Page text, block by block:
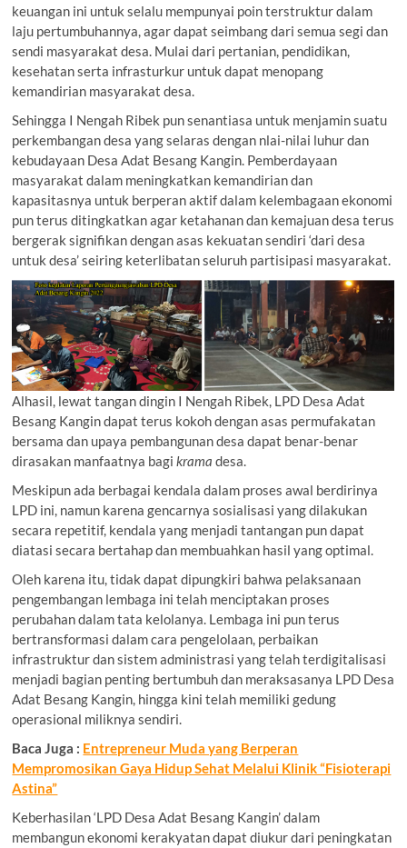
keuangan ini untuk selalu mempunyai poin terstruktur dalam
laju pertumbuhannya, agar dapat seimbang dari semua segi dan
sendi masyarakat desa. Mulai dari pertanian, pendidikan,
kesehatan serta infrasturkur untuk dapat menopang
kemandirian masyarakat desa.
Sehingga I Nengah Ribek pun senantiasa untuk menjamin suatu
perkembangan desa yang selaras dengan nlai-nilai luhur dan
kebudayaan Desa Adat Besang Kangin. Pemberdayaan
masyarakat dalam meningkatkan kemandirian dan
kapasitasnya untuk berperan aktif dalam kelembagaan ekonomi
pun terus ditingkatkan agar ketahanan dan kemajuan desa terus
bergerak signifikan dengan asas kekuatan sendiri ‘dari desa
untuk desa’ seiring keterlibatan seluruh partisipasi masyarakat.
Alhasil, lewat tangan dingin I Nengah Ribek, LPD Desa Adat
Besang Kangin dapat terus kokoh dengan asas permufakatan
bersama dan upaya pembangunan desa dapat benar-benar
dirasakan manfaatnya bagikrama desa.
Meskipun ada berbagai kendala dalam proses awal berdirinya
LPD ini, namun karena gencarnya sosialisasi yang dilakukan
secara repetitif, kendala yang menjadi tantangan pun dapat
diatasi secara bertahap dan membuahkan hasil yang optimal.
Oleh karena itu, tidak dapat dipungkiri bahwa pelaksanaan
pengembangan lembaga ini telah menciptakan proses
perubahan dalam tata kelolanya. Lembaga ini pun terus
bertransformasi dalam cara pengelolaan, perbaikan
infrastruktur dan sistem administrasi yang telah terdigitalisasi
menjadi bagian penting bertumbuh dan meraksasanya LPD Desa
Adat Besang Kangin, hingga kini telah memiliki gedung
operasional miliknya sendiri.
Baca Juga : Entrepreneur Muda yang Berperan
Mempromosikan Gaya Hidup Sehat Melalui Klinik “Fisioterapi
Astina”
Keberhasilan ‘LPD Desa Adat Besang Kangin’ dalam
membangun ekonomi kerakyatan dapat diukur dari peningkatan